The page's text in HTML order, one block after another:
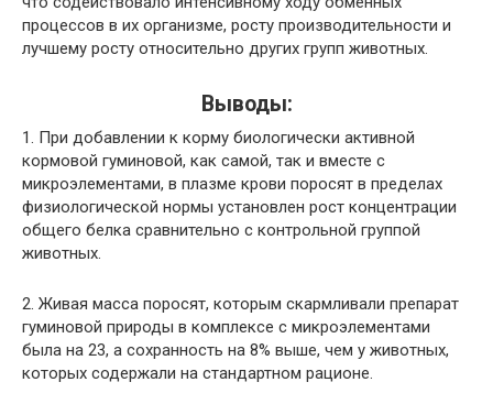
процессов в их организме, росту производительности и
лучшему росту относительно других групп животных.
Выводы:
1. При добавлении к корму биологически активной
кормовой гуминовой, как самой, так и вместе с
микроэлементами, в плазме крови поросят в пределах
физиологической нормы установлен рост концентрации
общего белка сравнительно с контрольной группой
животных.
2. Живая масса поросят, которым скармливали препарат
гуминовой природы в комплексе с микроэлементами
была на 23, а сохранность на 8% выше, чем у животных,
которых содержали на стандартном рационе.